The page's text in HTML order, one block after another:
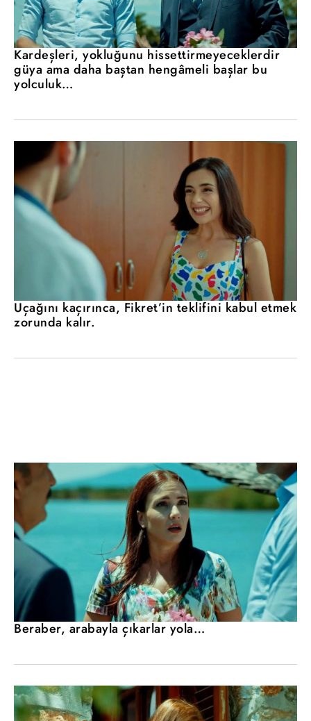
Kardeşleri, yokluğunu hissettirmeyeceklerdir
güya ama daha baştan hengâmeli başlar bu
yolculuk…
Uçağını kaçırınca, Fikret’in teklifini kabul etmek
zorunda kalır.
Beraber, arabayla çıkarlar yola…